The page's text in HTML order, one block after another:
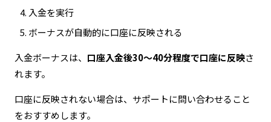
入金を実行
ボーナスが自動的に口座に反映される
入金ボーナスは、 口座入金後30〜40分程度で口座に反映さ
れます。
口座に反映されない場合は、サポートに問い合わせること
をおすすめします。